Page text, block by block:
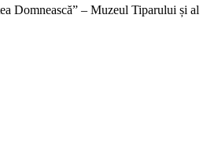
Domnească” – Muzeul Tiparului și al